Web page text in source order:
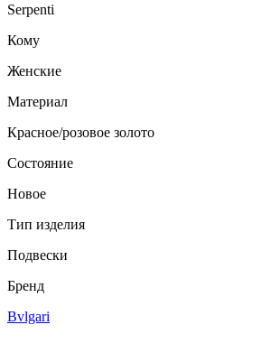
Serpenti
Кому
Женские
Материал
Красное/розовое золото
Состояние
Новое
Тип изделия
Подвески
Бренд
Bvlgari